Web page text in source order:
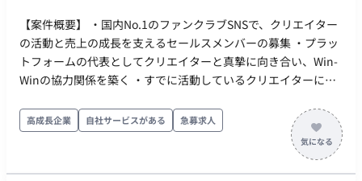
【案件概要】 ・国内No.1のファンクラブSNSで、クリエイター
の活動と売上の成長を支えるセールスメンバーの募集 ・プラッ
トフォームの代表としてクリエイターと真摯に向き合い、Win-
Winの協力関係を築く ・すでに活動しているクリエイターに
支援を行う ・まだ始めていないクリエイターには、自ら面談を
獲得し、活動する価値を提案し、活動開始までを支援する ・経
験や適性に応じて、既存クリエイター支援か新規クリエイター
開拓のどちらかを中心に担当 ・日々のやりとり、面談、データ
高成長企業 自社サービスがある 急募求人